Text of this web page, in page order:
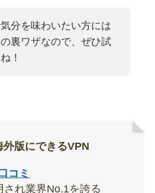
分を味わいたい方には
裏ワザなので、ぜひ試
！
版にできるVPN
コミ
され業界No.1を誇る